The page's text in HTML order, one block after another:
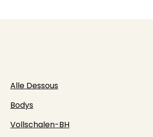
Alle Dessous
Bodys
Vollschalen-BH